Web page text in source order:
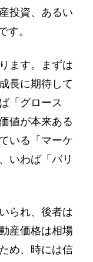
投資、あるい
す。
ます。まずは
長に期待して
「グロース
値が本来ある
いる「マーケ
いわば「バリ
られ、後者は
産価格は相場
め、時には信